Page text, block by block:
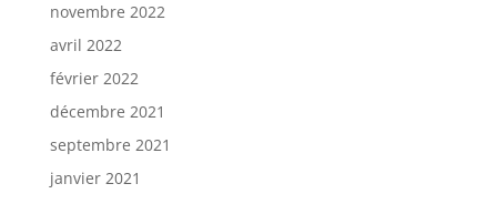
novembre 2022
avril 2022
février 2022
décembre 2021
septembre 2021
janvier 2021